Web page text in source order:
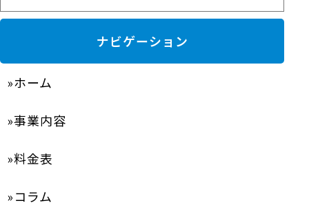
ナビゲーション
ホーム
事業内容
料金表
コラム